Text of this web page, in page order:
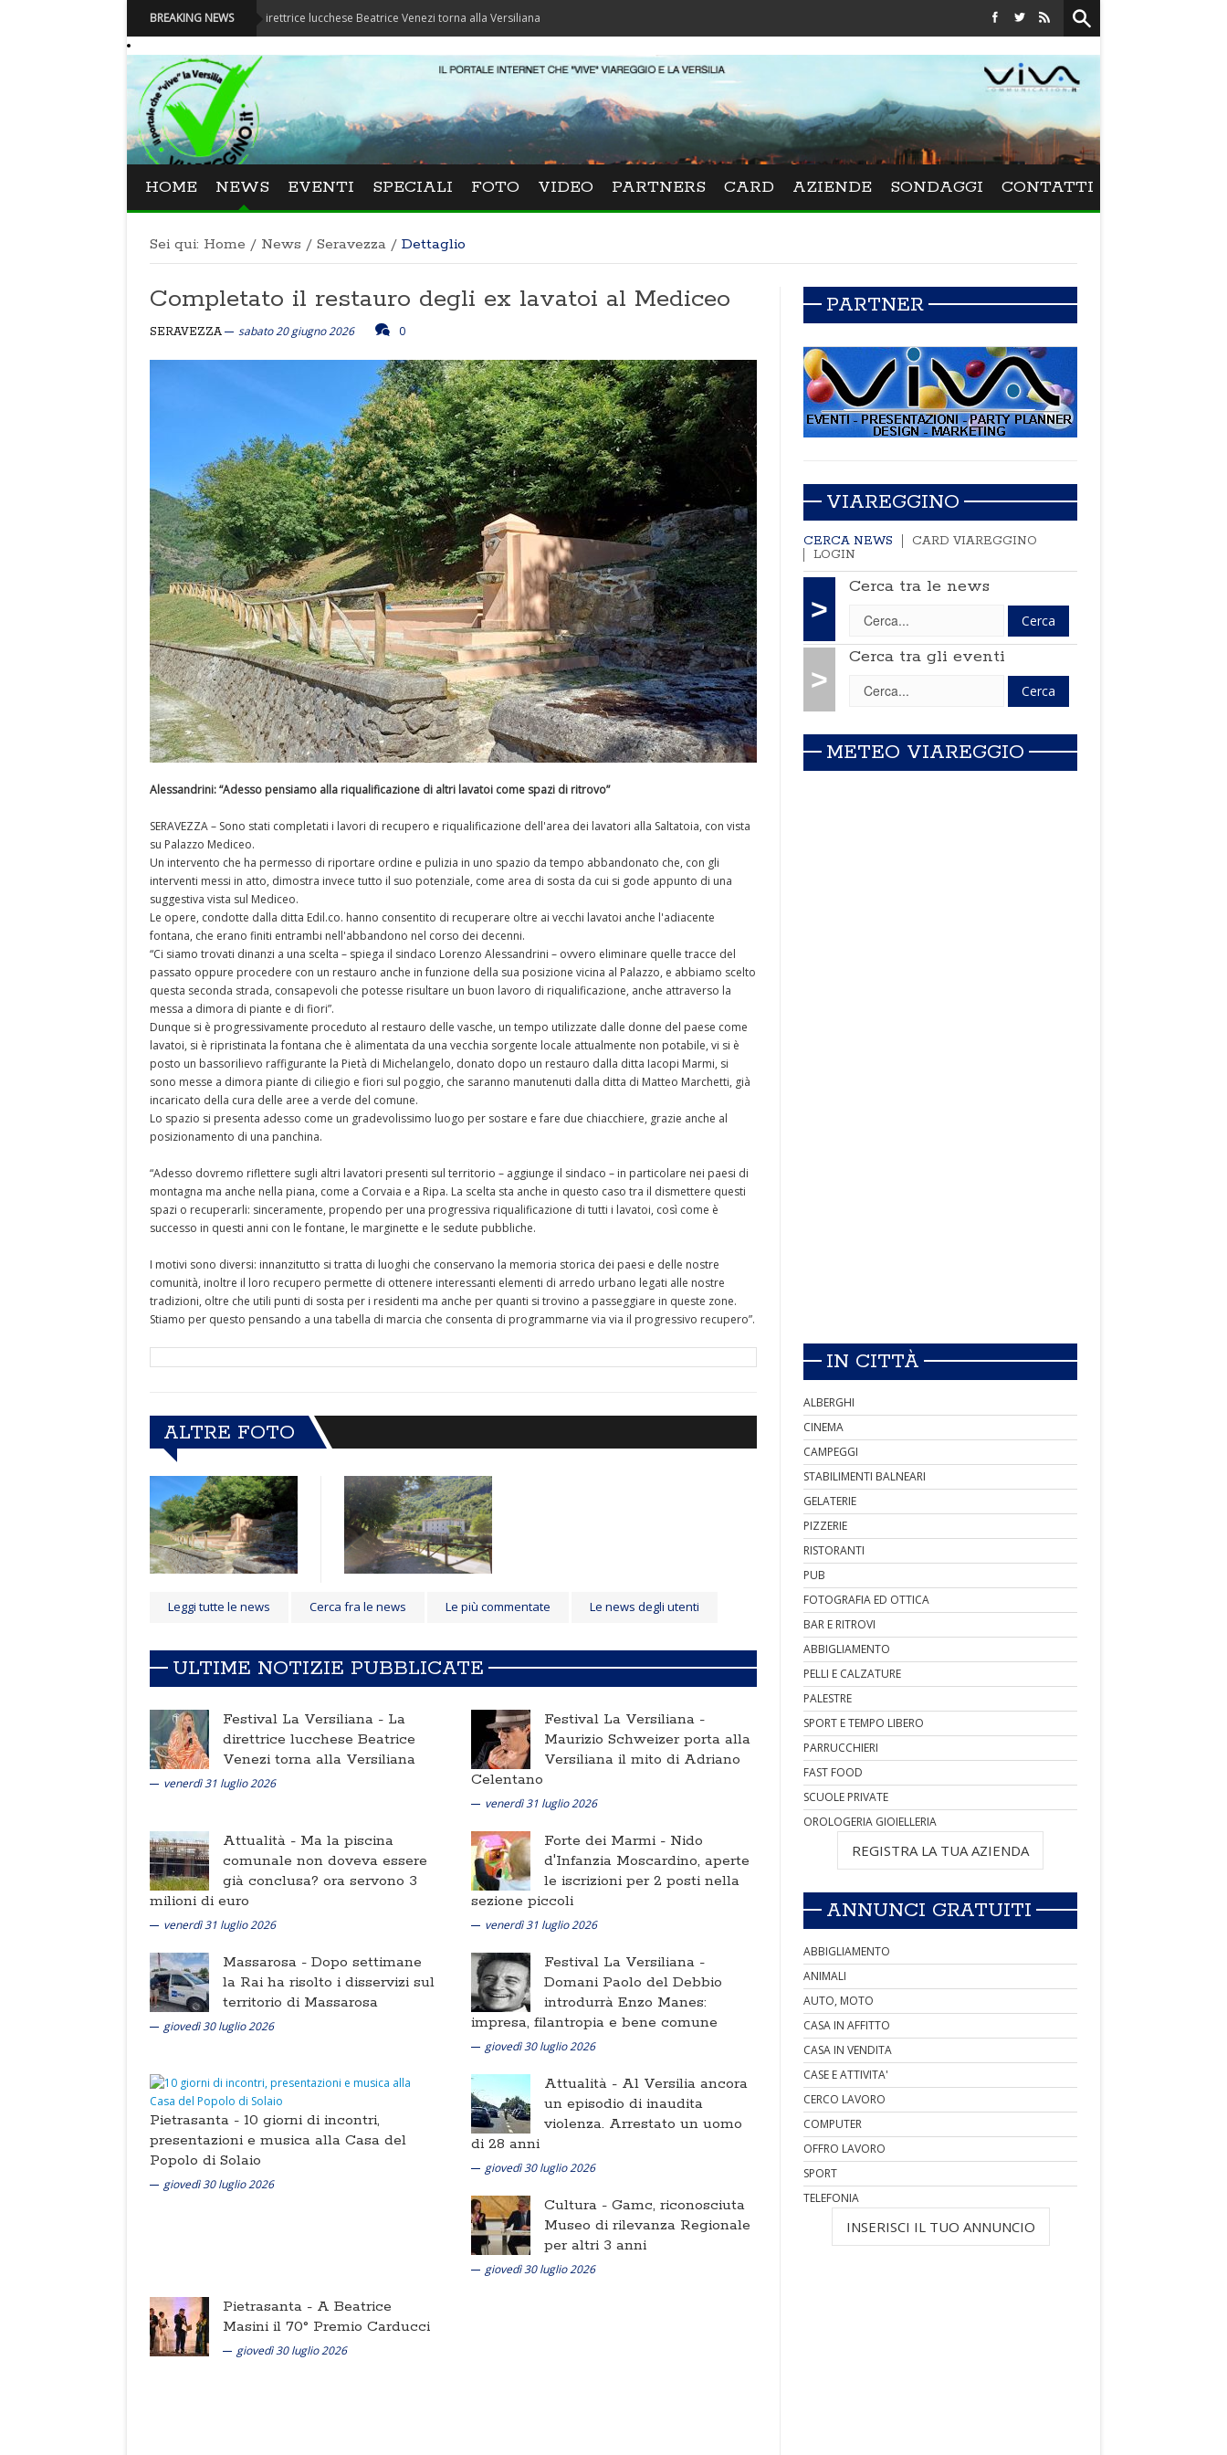
BREAKING NEWS
Festival La Versiliana - La direttrice lucchese Beatrice Venezi torna alla Versiliana Festival La Versiliana - Maurizio Schweizer porta
HOME NEWS EVENTI SPECIALI FOTO VIDEO PARTNERS CARD AZIENDE SONDAGGI CONTATTI
Sei qui: Home / News / Seravezza / Dettaglio
Completato il restauro degli ex lavatoi al Mediceo
SERAVEZZA sabato 20 giugno 2026 0
Alessandrini: “Adesso pensiamo alla riqualificazione di altri lavatoi come spazi di ritrovo”
SERAVEZZA – Sono stati completati i lavori di recupero e riqualificazione dell'area dei lavatori alla Saltatoia, con vista
su Palazzo Mediceo.
Un intervento che ha permesso di riportare ordine e pulizia in uno spazio da tempo abbandonato che, con gli
interventi messi in atto, dimostra invece tutto il suo potenziale, come area di sosta da cui si gode appunto di una
suggestiva vista sul Mediceo.
Le opere, condotte dalla ditta Edil.co. hanno consentito di recuperare oltre ai vecchi lavatoi anche l'adiacente
fontana, che erano finiti entrambi nell'abbandono nel corso dei decenni.
“Ci siamo trovati dinanzi a una scelta – spiega il sindaco Lorenzo Alessandrini – ovvero eliminare quelle tracce del
passato oppure procedere con un restauro anche in funzione della sua posizione vicina al Palazzo, e abbiamo scelto
questa seconda strada, consapevoli che potesse risultare un buon lavoro di riqualificazione, anche attraverso la
messa a dimora di piante e di fiori”.
Dunque si è progressivamente proceduto al restauro delle vasche, un tempo utilizzate dalle donne del paese come
lavatoi, si è ripristinata la fontana che è alimentata da una vecchia sorgente locale attualmente non potabile, vi si è
posto un bassorilievo raffigurante la Pietà di Michelangelo, donato dopo un restauro dalla ditta Iacopi Marmi, si
sono messe a dimora piante di ciliegio e fiori sul poggio, che saranno manutenuti dalla ditta di Matteo Marchetti, già
incaricato della cura delle aree a verde del comune.
Lo spazio si presenta adesso come un gradevolissimo luogo per sostare e fare due chiacchiere, grazie anche al
posizionamento di una panchina.
“Adesso dovremo riflettere sugli altri lavatori presenti sul territorio – aggiunge il sindaco – in particolare nei paesi di
montagna ma anche nella piana, come a Corvaia e a Ripa. La scelta sta anche in questo caso tra il dismettere questi
spazi o recuperarli: sinceramente, propendo per una progressiva riqualificazione di tutti i lavatoi, così come è
successo in questi anni con le fontane, le marginette e le sedute pubbliche.
I motivi sono diversi: innanzitutto si tratta di luoghi che conservano la memoria storica dei paesi e delle nostre
comunità, inoltre il loro recupero permette di ottenere interessanti elementi di arredo urbano legati alle nostre
tradizioni, oltre che utili punti di sosta per i residenti ma anche per quanti si trovino a passeggiare in queste zone.
Stiamo per questo pensando a una tabella di marcia che consenta di programmarne via via il progressivo recupero”.
ALTRE FOTO
Leggi tutte le news Cerca fra le news Le più commentate Le news degli utenti
ULTIME NOTIZIE PUBBLICATE
Festival La Versiliana - La
direttrice lucchese Beatrice
Venezi torna alla Versiliana
venerdì 31 luglio 2026
Festival La Versiliana -
Maurizio Schweizer porta alla
Versiliana il mito di Adriano
Celentano
venerdì 31 luglio 2026
Attualità - Ma la piscina
comunale non doveva essere
già conclusa? ora servono 3
milioni di euro
venerdì 31 luglio 2026
Forte dei Marmi - Nido
d'Infanzia Moscardino, aperte
le iscrizioni per 2 posti nella
sezione piccoli
venerdì 31 luglio 2026
Massarosa - Dopo settimane
la Rai ha risolto i disservizi sul
territorio di Massarosa
giovedì 30 luglio 2026
Festival La Versiliana -
Domani Paolo del Debbio
introdurrà Enzo Manes:
impresa, filantropia e bene comune
giovedì 30 luglio 2026
Pietrasanta - 10 giorni di incontri,
presentazioni e musica alla Casa del
Popolo di Solaio
giovedì 30 luglio 2026
Attualità - Al Versilia ancora
un episodio di inaudita
violenza. Arrestato un uomo
di 28 anni
giovedì 30 luglio 2026
Cultura - Gamc, riconosciuta
Museo di rilevanza Regionale
per altri 3 anni
giovedì 30 luglio 2026
Pietrasanta - A Beatrice
Masini il 70° Premio Carducci
giovedì 30 luglio 2026
PARTNER
VIAREGGINO
CERCA NEWS
CARD VIAREGGINO
LOGIN
>
Cerca tra le news
>
Cerca tra gli eventi
METEO VIAREGGIO
IN CITTÀ
ALBERGHI
CINEMA
CAMPEGGI
STABILIMENTI BALNEARI
GELATERIE
PIZZERIE
RISTORANTI
PUB
FOTOGRAFIA ED OTTICA
BAR E RITROVI
ABBIGLIAMENTO
PELLI E CALZATURE
PALESTRE
SPORT E TEMPO LIBERO
PARRUCCHIERI
FAST FOOD
SCUOLE PRIVATE
OROLOGERIA GIOIELLERIA
REGISTRA LA TUA AZIENDA
ANNUNCI GRATUITI
ABBIGLIAMENTO
ANIMALI
AUTO, MOTO
CASA IN AFFITTO
CASA IN VENDITA
CASE E ATTIVITA'
CERCO LAVORO
COMPUTER
OFFRO LAVORO
SPORT
TELEFONIA
INSERISCI IL TUO ANNUNCIO